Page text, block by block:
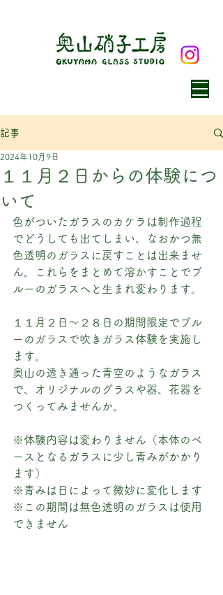
記事
１１月２日からの体験につ
いて
2024年10月9日
色がついたガラスのカケラは制作過程
でどうしても出てしまい、なおかつ無
色透明のガラスに戻すことは出来ませ
ん。これらをまとめて溶かすことでブ
ルーのガラスへと生まれ変わります。
１１月２日～２８日の期間限定でブル
ーのガラスで吹きガラス体験を実施し
ます。
奥山の透き通った青空のようなガラス
で、オリジナルのグラスや器、花器を
つくってみませんか。
※体験内容は変わりません（本体のベ
ースとなるガラスに少し青みがかかり
ます）
※青みは日によって微妙に変化します
※この期間は無色透明のガラスは使用
できません